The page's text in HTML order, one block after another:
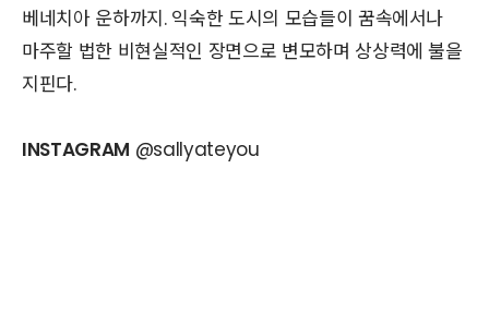
베네치아 운하까지. 익숙한 도시의 모습들이 꿈속에서나
마주할 법한 비현실적인 장면으로 변모하며 상상력에 불을
지핀다.
INSTAGRAM @sallyateyou